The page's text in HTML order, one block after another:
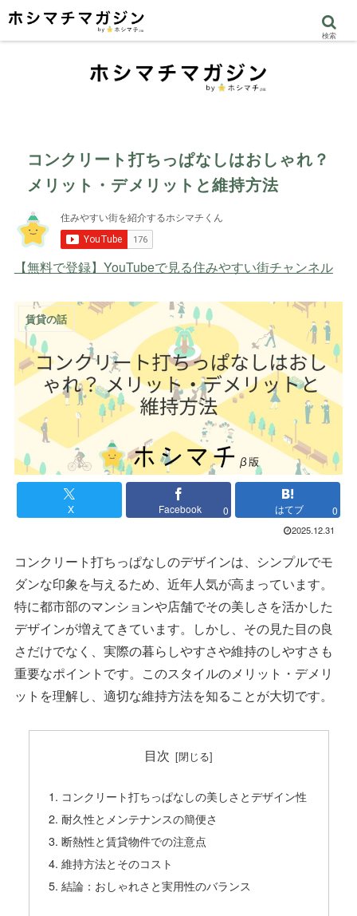
コンクリート打ちっぱなしはおしゃれ？
メリット・デメリットと維持方法
【無料で登録】YouTubeで見る住みやすい街チャンネル
賃貸の話
X Facebook 0 はてブ 0
2025.12.31
コンクリート打ちっぱなしのデザインは、シンプルでモ
ダンな印象を与えるため、近年人気が高まっています。
特に都市部のマンションや店舗でその美しさを活かした
デザインが増えてきています。しかし、その見た目の良
さだけでなく、実際の暮らしやすさや維持のしやすさも
重要なポイントです。このスタイルのメリット・デメリ
ットを理解し、適切な維持方法を知ることが大切です。
目次
コンクリート打ちっぱなしの美しさとデザイン性
耐久性とメンテナンスの簡便さ
断熱性と賃貸物件での注意点
維持方法とそのコスト
結論：おしゃれさと実用性のバランス
検索